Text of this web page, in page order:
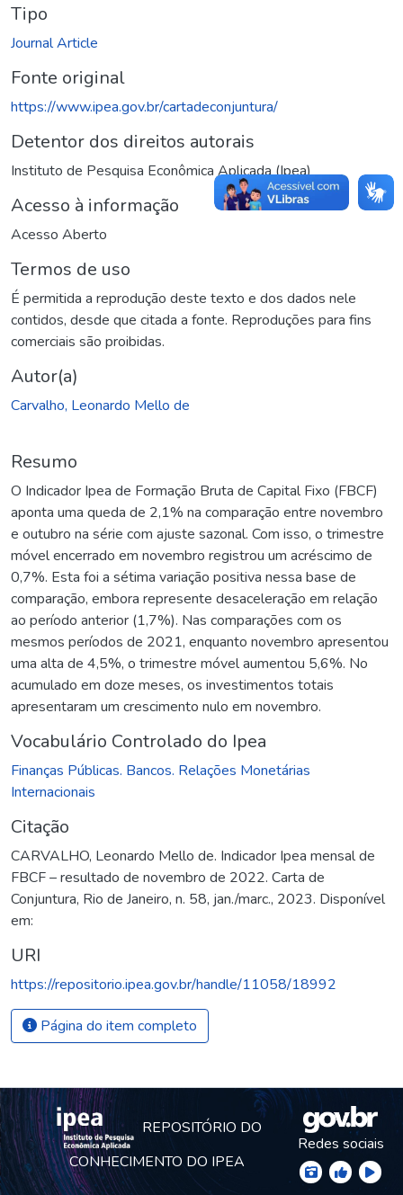
Tipo
Journal Article
Fonte original
https://www.ipea.gov.br/cartadeconjuntura/
Detentor dos direitos autorais
Instituto de Pesquisa Econômica Aplicada (Ipea)
Acesso à informação
Acesso Aberto
Termos de uso
É permitida a reprodução deste texto e dos dados nele
contidos, desde que citada a fonte. Reproduções para fins
comerciais são proibidas.
Autor(a)
Carvalho, Leonardo Mello de
Resumo
O Indicador Ipea de Formação Bruta de Capital Fixo (FBCF)
aponta uma queda de 2,1% na comparação entre novembro
e outubro na série com ajuste sazonal. Com isso, o trimestre
móvel encerrado em novembro registrou um acréscimo de
0,7%. Esta foi a sétima variação positiva nessa base de
comparação, embora represente desaceleração em relação
ao período anterior (1,7%). Nas comparações com os
mesmos períodos de 2021, enquanto novembro apresentou
uma alta de 4,5%, o trimestre móvel aumentou 5,6%. No
acumulado em doze meses, os investimentos totais
apresentaram um crescimento nulo em novembro.
Vocabulário Controlado do Ipea
Finanças Públicas. Bancos. Relações Monetárias
Internacionais
Citação
CARVALHO, Leonardo Mello de. Indicador Ipea mensal de
FBCF – resultado de novembro de 2022. Carta de
Conjuntura, Rio de Janeiro, n. 58, jan./marc., 2023. Disponível
em:
URI
https://repositorio.ipea.gov.br/handle/11058/18992
Página do item completo
REPOSITÓRIO DO
CONHECIMENTO DO IPEA
Redes sociais